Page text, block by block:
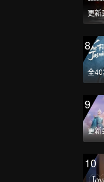
更新
8
全
9
更新
10